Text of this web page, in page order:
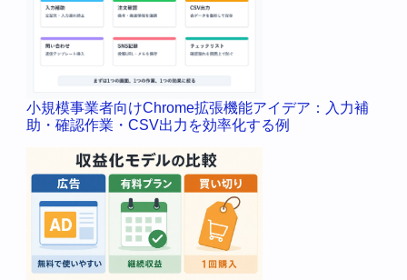
小規模事業者向けChrome拡張機能アイデア：入力補
助・確認作業・CSV出力を効率化する例